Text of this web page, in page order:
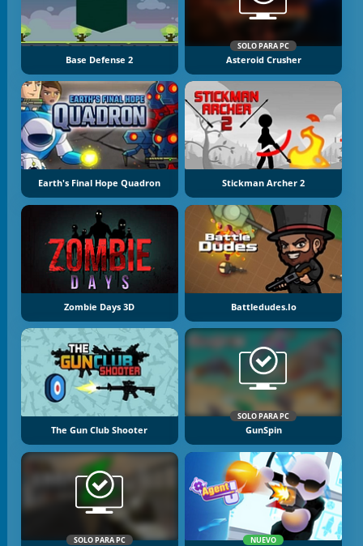
Base Defense 2
SOLO PARA PC
Asteroid Crusher
Earth's Final Hope Quadron Stickman Archer 2
Zombie Days 3D Battledudes.io
The Gun Club Shooter
SOLO PARA PC
GunSpin
SOLO PARA PC NUEVO